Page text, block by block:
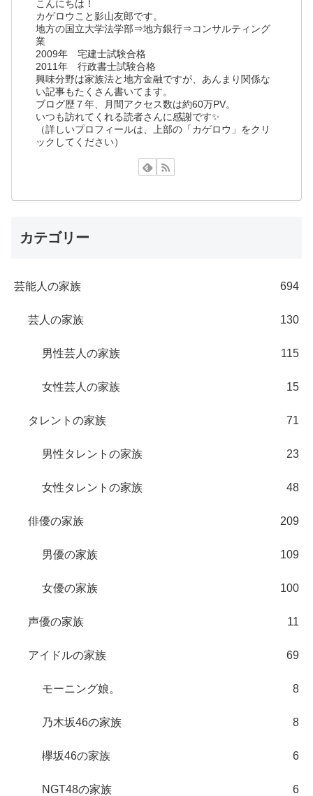
こんにちは！
カゲロウこと影山友郎です。
地方の国立大学法学部⇒地方銀行⇒コンサルティング
業
2009年 宅建士試験合格
2011年 行政書士試験合格
興味分野は家族法と地方金融ですが、あんまり関係な
い記事もたくさん書いてます。
ブログ歴７年、月間アクセス数は約60万PV。
いつも訪れてくれる読者さんに感謝です✨
（詳しいプロフィールは、上部の「カゲロウ」をクリ
ックしてください）
カテゴリー
芸能人の家族 694
芸人の家族 130
男性芸人の家族 115
女性芸人の家族 15
タレントの家族 71
男性タレントの家族 23
女性タレントの家族 48
俳優の家族 209
男優の家族 109
女優の家族 100
声優の家族 11
アイドルの家族 69
モーニング娘。 8
乃木坂46の家族 8
欅坂46の家族 6
NGT48の家族 6